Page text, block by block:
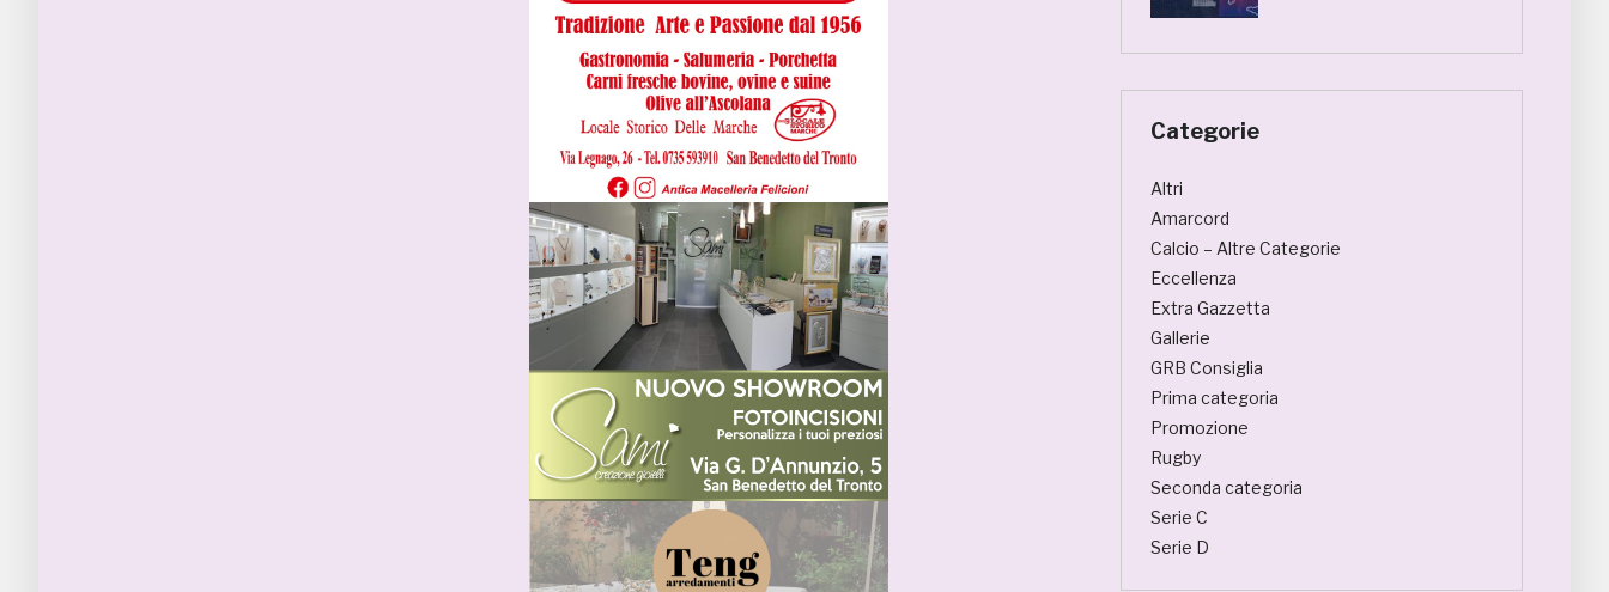
Categorie
Altri
Amarcord
Calcio – Altre Categorie
Eccellenza
Extra Gazzetta
Gallerie
GRB Consiglia
Prima categoria
Promozione
Rugby
Seconda categoria
Serie C
Serie D